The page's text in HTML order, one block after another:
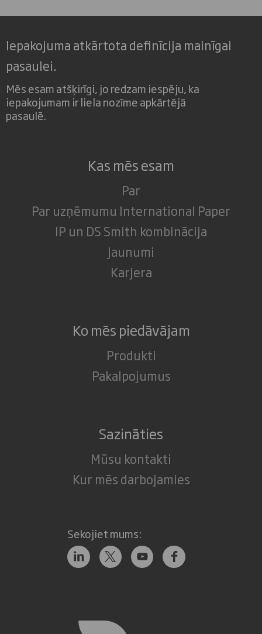
Iepakojuma atkārtota definīcija mainīgai
pasaulei.
Mēs esam atšķirīgi, jo redzam iespēju, ka
iepakojumam ir liela nozīme apkārtējā
pasaulē.
Kas mēs esam
Par
Par uzņēmumu International Paper
IP un DS Smith kombinācija
Jaunumi
Karjera
Ko mēs piedāvājam
Produkti
Pakalpojumus
Sazināties
Mūsu kontakti
Kur mēs darbojamies
Sekojiet mums: